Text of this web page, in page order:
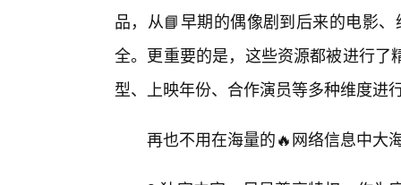
品，从📘早期的偶像剧到后来的电影
全。更重要的是，这些资源都被进行
型、上映年份、合作演员等多种维度进
再也不用在海量的🔥网络信息中大